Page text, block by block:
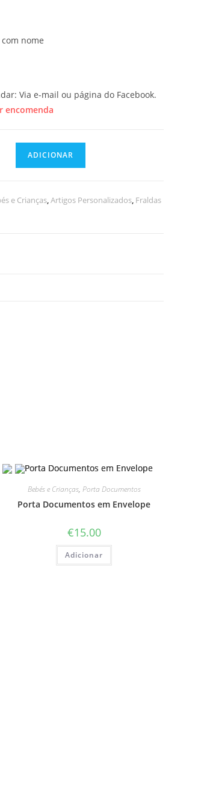
nome
Via e-mail ou página do Facebook.
encomenda
ADICIONAR
e Crianças,Artigos Personalizados, Fraldas
Bebés e Crianças, Porta Documentos
Porta Documentos em Envelope
€15.00
Adicionar